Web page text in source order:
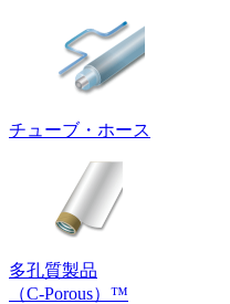
チューブ・ホース
多孔質製品
（C-Porous）™